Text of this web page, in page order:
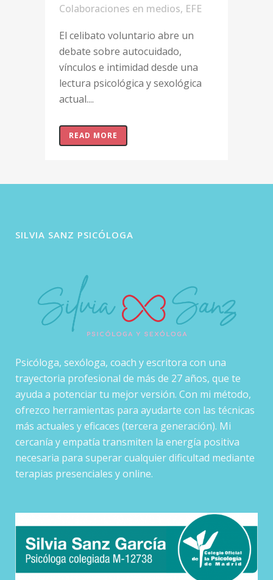
Colaboraciones en medios, EFE
El celibato voluntario abre un
debate sobre autocuidado,
vínculos e intimidad desde una
lectura psicológica y sexológica
actual....
READ MORE
SILVIA SANZ PSICÓLOGA
Psicóloga, sexóloga, coach y escritora con una
trayectoria profesional de más de 27 años, que te
ayuda a potenciar tu mejor versión. Con mi método,
ofrezco herramientas para ayudarte con las técnicas
más actuales y eficaces (tercera generación). Mi
cercanía y empatía transmiten la energía positiva
necesaria para superar cualquier dificultad mediante
terapias presenciales y online.